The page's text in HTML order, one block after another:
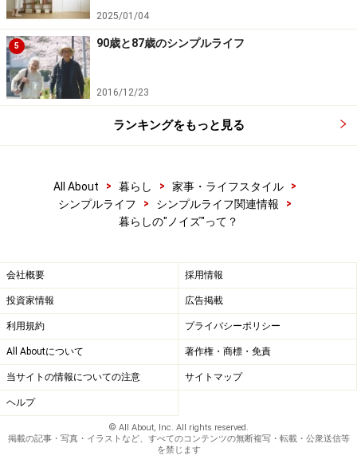
2025/01/04
5 90歳と87歳のシンプルライフ
2016/12/23
ランキングをもっと見る
All About > 暮らし > 家事・ライフスタイル
>
シンプルライフ
> シンプルライフ関連情報
>
暮らしの"ノイズ"って？
会社概要 採用情報
投資家情報 広告掲載
利用規約 プライバシーポリシー
All Aboutについて 著作権・商標・免責
当サイトの情報についての注意 サイトマップ
ヘルプ
© All About, Inc. All rights reserved.
掲載の記事・写真・イラストなど、すべてのコンテンツの無断複写・転載・公衆送信等
を禁じます